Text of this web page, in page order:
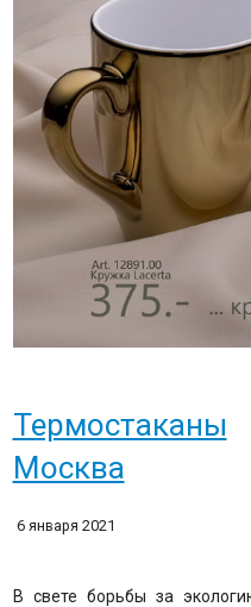
Термостаканы
Москва
6 января 2021
В свете борьбы за